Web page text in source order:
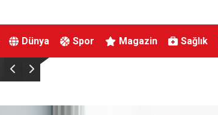
Dünya Spor Magazin Sağlık
Ünlü estetikçiden Seda Sayan’ın ablasına estetik dokunuş